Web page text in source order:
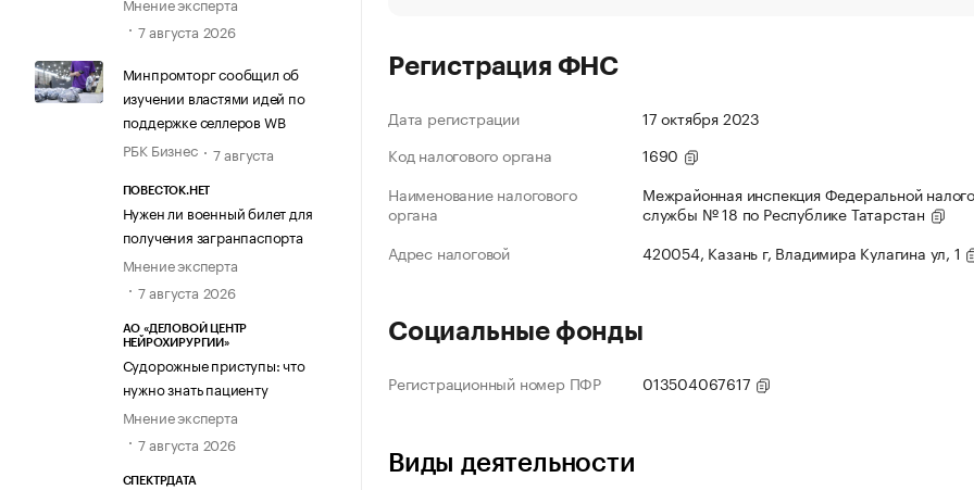
7 августа 2026
Минпромторг сообщил об
изучении властями идей по
поддержке селлеров WB
РБК Бизнес
7 августа
ПОВЕСТОК.НЕТ
Нужен ли военный билет для
получения загранпаспорта
Мнение эксперта
7 августа 2026
АО «ДЕЛОВОЙ ЦЕНТР
НЕЙРОХИРУРГИИ»
Судорожные приступы: что
нужно знать пациенту
Мнение эксперта
7 августа 2026
СПЕКТРДАТА
Регистрация ФНС
Дата регистрации
17 октября 2023
Код налогового органа
1690
Наименование налогового
органа
Межрайонная инспекция Федеральной
службы № 18 по Республике Татарстан
Адрес налоговой
420054, Казань г, Владимира Кулагина ул, 1
Социальные фонды
Регистрационный номер ПФР 013504067617
Виды деятельности